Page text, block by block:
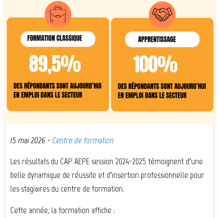
15 mai 2026 · Centre de formation
Les résultats du CAP AEPE session 2024-2025 témoignent d’une
belle dynamique de réussite et d’insertion professionnelle pour
les stagiaires du centre de formation.
Cette année, la formation affiche :